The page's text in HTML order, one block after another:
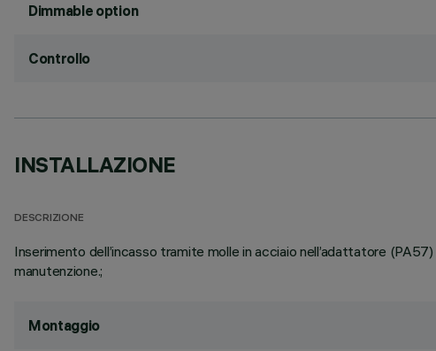
Dimmable option
Controllo
INSTALLAZIONE
DESCRIZIONE
Inserimento dell’incasso tramite molle in acciaio nell’adattatore
manutenzione.;
Montaggio